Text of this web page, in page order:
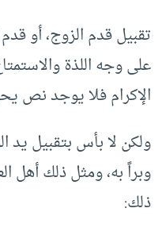
تقبيل قدم الزوج، أو
على وجه اللذة
الإكرام فلا يوجد نص
ولكن لا بأس بتقبيل يد
وبراً به، ومثل ذلك أهل
ذلك: